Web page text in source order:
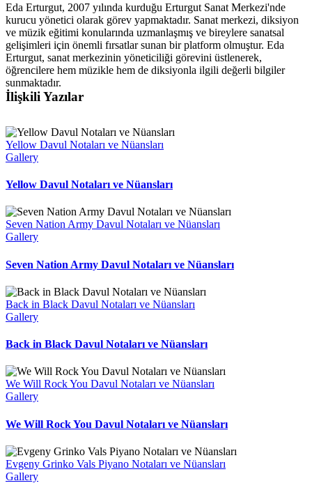
Eda Erturgut, 2007 yılında kurduğu Erturgut Sanat Merkezi'nde
kurucu yönetici olarak görev yapmaktadır. Sanat merkezi, diksiyon
ve müzik eğitimi konularında uzmanlaşmış ve bireylere sanatsal
gelişimleri için önemli fırsatlar sunan bir platform olmuştur. Eda
Erturgut, sanat merkezinin yöneticiliği görevini üstlenerek,
öğrencilere hem müzikle hem de diksiyonla ilgili değerli bilgiler
sunmaktadır.
İlişkili Yazılar
Yellow Davul Notaları ve Nüansları
Gallery
Yellow Davul Notaları ve Nüansları
Seven Nation Army Davul Notaları ve Nüansları
Gallery
Seven Nation Army Davul Notaları ve Nüansları
Back in Black Davul Notaları ve Nüansları
Gallery
Back in Black Davul Notaları ve Nüansları
We Will Rock You Davul Notaları ve Nüansları
Gallery
We Will Rock You Davul Notaları ve Nüansları
Evgeny Grinko Vals Piyano Notaları ve Nüansları
Gallery